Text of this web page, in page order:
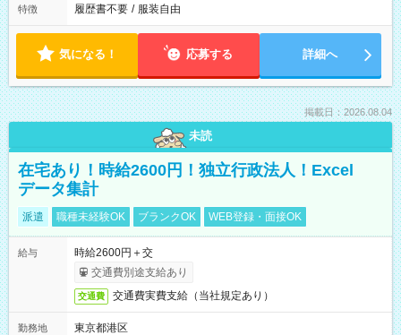
特徴 履歴書不要 / 服装自由
気になる！ 応募する 詳細へ
掲載日：2026.08.04
未読
在宅あり！時給2600円！独立行政法人！Excel
データ集計
派遣 職種未経験OK ブランクOK WEB登録・面接OK
給与
時給2600円＋交
交通費別途支給あり
交通費 交通費実費支給（当社規定あり）
勤務地
東京都港区